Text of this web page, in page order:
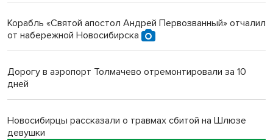
Корабль «Святой апостол Андрей Первозванный» отчалил
от набережной Новосибирска
Дорогу в аэропорт Толмачево отремонтировали за 10
дней
Новосибирцы рассказали о травмах сбитой на Шлюзе
девушки